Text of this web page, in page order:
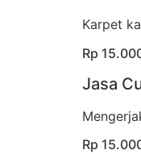
Karpet
Rp
Jasa
Rp